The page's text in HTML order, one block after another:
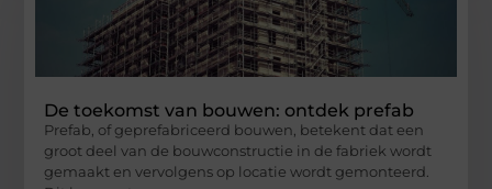
De toekomst van bouwen: ontdek prefab
Prefab, of geprefabriceerd bouwen, betekent dat een
groot deel van de bouwconstructie in de fabriek wordt
gemaakt en vervolgens op locatie wordt gemonteerd.